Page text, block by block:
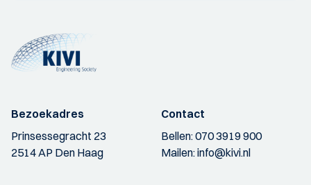
Bezoekadres
Prinsessegracht 23
2514 AP Den Haag
Contact
Bellen:070 3919 900
Mailen:info@kivi.nl